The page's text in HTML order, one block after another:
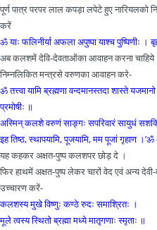
पूर्ण पात्र परपर लाल कपड़ा लपेटे हुए
करें
ॐ याः फलिनीर्या अफला अपुष्पा याश्‍च पुष्पिणीः ।
अब कलशमें देवि-देवताओंका आवाहन करना
निम्नलिकित मन्त्रसे वरुणका आवाहन करे-
ॐ तत्त्वा यामि ब्रह्मणा वन्दमानस्तदा शास्ते
प्रमोषीः ॥
अस्मिन् कलशे वरुणं साङ्गः सपरिवारं सायुधं
इह तिष्ठ, स्थापयामि, पूजयामि, मम पूजां गृहाण
यह कहकर अक्षत-पुष्प कलशपर छोड़ दे ।
फिर हाथमें अक्षत-पुष्प लेकर चारों वेद एवं अन्य
उच्चारण करें-
कलशस्य मुखे विष्णुः कण्ठे रुदः समाश्रितः ।
मूले त्वस्य स्थितो ब्रह्मा मध्ये मातृगणाः स्मृताः ॥